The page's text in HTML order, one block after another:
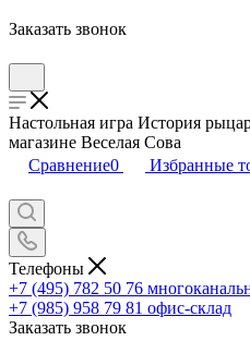
Заказать звонок
Настольная игра История
магазине Веселая Сова
Сравнение0 Избранные
Телефоны
+7 (495) 782 50 76
+7 (985) 958 79 81 офис-склад
Заказать звонок